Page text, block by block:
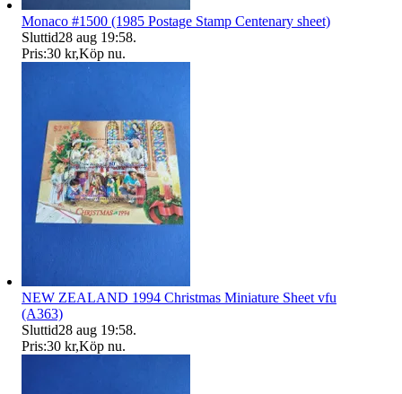
Monaco #1500 (1985 Postage Stamp Centenary sheet)
Sluttid28 aug 19:58.
Pris:30 kr,Köp nu.
NEW ZEALAND 1994 Christmas Miniature Sheet vfu
(A363)
Sluttid28 aug 19:58.
Pris:30 kr,Köp nu.